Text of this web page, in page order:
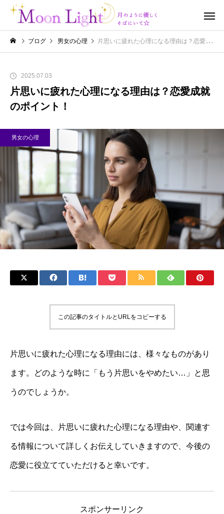
ブログ 男女の心理 片思いに疲れた心理になる理由は？恋愛成就のポイント！
2025.07.03
片思いに疲れた心理になる理由は？恋愛成就
のポイント！
男女の心理
この記事のタイトルとURLをコピーする
片思いに疲れた心理になる理由には、様々なものがあり
ます。どのような時に「もう片思いをやめたい…」と思
うのでしょうか。
では今回は、片思いに疲れた心理になる理由や、関連す
る情報について詳しくお伝えしていきますので、今後の
恋愛に役立てていただけると幸いです。
スポンサーリンク